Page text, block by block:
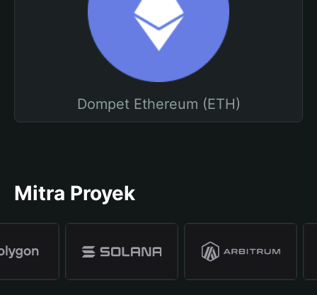
Dompet Ethereum (ETH)
Mitra Proyek